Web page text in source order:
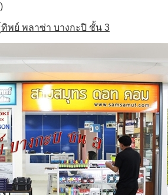
พย์ พลาซ่า บางกะปิ ชั้น 3